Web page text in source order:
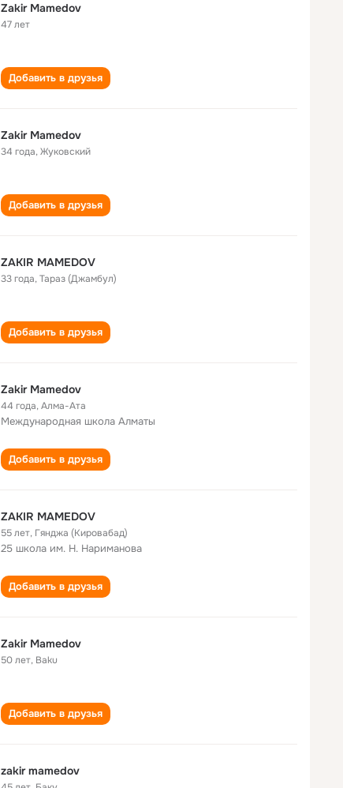
Zakir Mamedov
47 лет
Добавить в друзья
Zakir Mamedov
34 года,Жуковский
Добавить в друзья
ZAKIR MAMEDOV
33 года,Тараз (Джамбул)
Добавить в друзья
Zakir Mamedov
44 года,Алма-Ата
Международная школа Алматы
Добавить в друзья
ZAKIR MAMEDOV
55 лет, Гянджа (Кировабад)
25 школа им. Н. Нариманова
Добавить в друзья
Zakir Mamedov
50 лет, Baku
Добавить в друзья
zakir mamedov